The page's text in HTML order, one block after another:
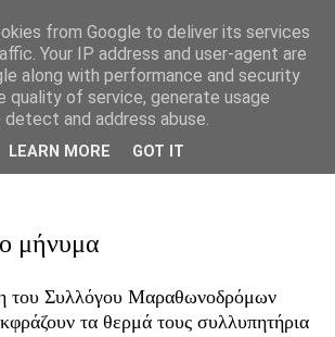
Ιπποκράτειος
μήνυμα
του Συλλόγου Μαραθωνοδρόμων
τα θερμά τους συλλυπητήρια
from Google to deliver its services
Your IP address and user-agent are
along with performance and security
quality of service, generate usage
and address abuse.
LEARN MORE GOT IT